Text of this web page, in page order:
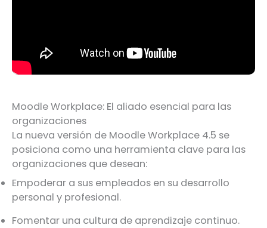
Moodle Workplace: El aliado esencial para las
organizaciones
La nueva versión de Moodle Workplace 4.5 se
posiciona como una herramienta clave para las
organizaciones que desean:
Empoderar a sus empleados en su desarrollo
personal y profesional.
Fomentar una cultura de aprendizaje continuo.